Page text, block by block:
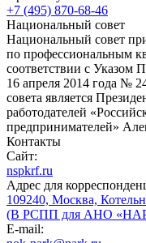
+7 (495) 870-68-46
Национальный совет
Национальный совет
по профессиональным
соответствии с Указом
16 апреля 2014 года №
совета является
работодателей
предпринимателей»
Контакты
Сайт:
nspkrf.ru
Адрес для
109240, Москва,
(В РСПП для АНО
E-mail: